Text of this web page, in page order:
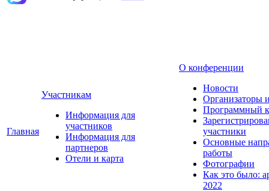
Главная
Участникам
Информация для
участников
Информация для
партнеров
Отели и карта
О конференции
Новости
Организаторы
Программный
участники
Основные
работы
Фотографии
Как это было:
2022